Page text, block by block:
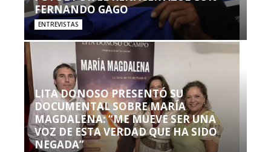
FERNANDO GAGO
ENTREVISTAS
LITA DONOSO PRESENTÓ SU
DOCUMENTAL SOBRE MARÍA
MAGDALENA: “ME MUEVE SER UNA
VOZ DE ESTA VERDAD QUE HA SIDO
NEGADA”